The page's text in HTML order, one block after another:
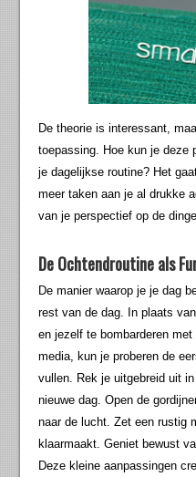
De theorie is interessant,
toepassing. Hoe kun je deze
je dagelijkse routine? Het
meer taken aan je al drukke
van je perspectief op de
De Ochtendroutine als
De manier waarop je je dag
rest van de dag. In plaats
en jezelf te bombarderen
media, kun je proberen de
vullen. Rek je uitgebreid uit
nieuwe dag. Open de
naar de lucht. Zet een rustig
klaarmaakt. Geniet bewust
Deze kleine aanpassingen